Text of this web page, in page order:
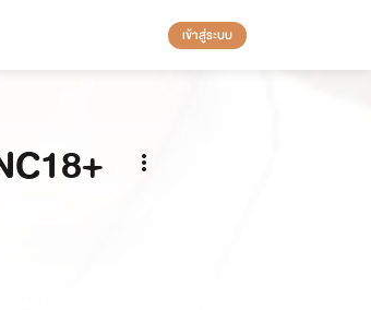
เข้าสู่ระบบ